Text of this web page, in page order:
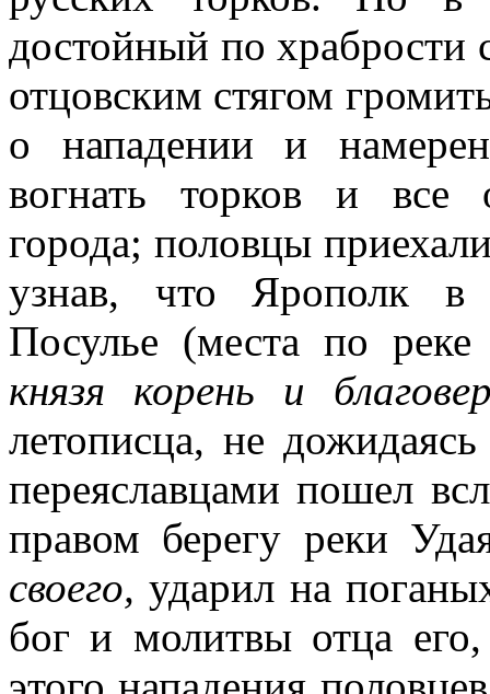
достойный по
отцовским стягом
о нападении и
вогнать торков и все
города; половцы
узнав, что Ярополк в
Посулье (места по
князя корень и
летописца, не
переяславцами пошел
правом берегу реки
своего,ударил на
бог и молитвы отца